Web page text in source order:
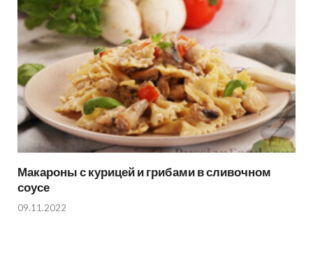
Макароны с курицей и грибами в сливочном
соусе
09.11.2022